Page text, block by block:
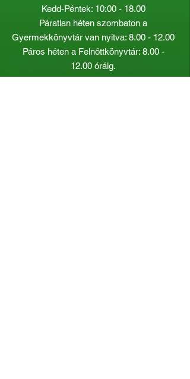
Kedd-Péntek: 10:00 - 18.00
Páratlan héten szombaton a
Gyermekkönyvtár van nyitva: 8.00 - 12.00
Páros héten a Felnőttkönyvtár: 8.00 -
12.00 óráig.